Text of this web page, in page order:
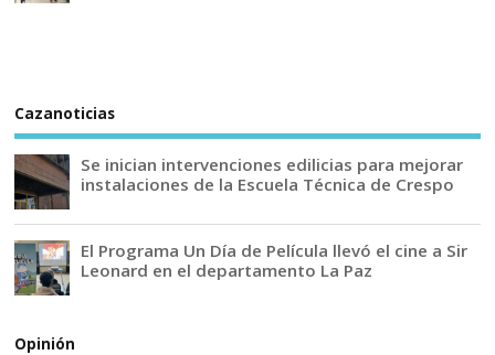
Cazanoticias
Se inician intervenciones edilicias para mejorar
instalaciones de la Escuela Técnica de Crespo
El Programa Un Día de Película llevó el cine a Sir
Leonard en el departamento La Paz
Opinión